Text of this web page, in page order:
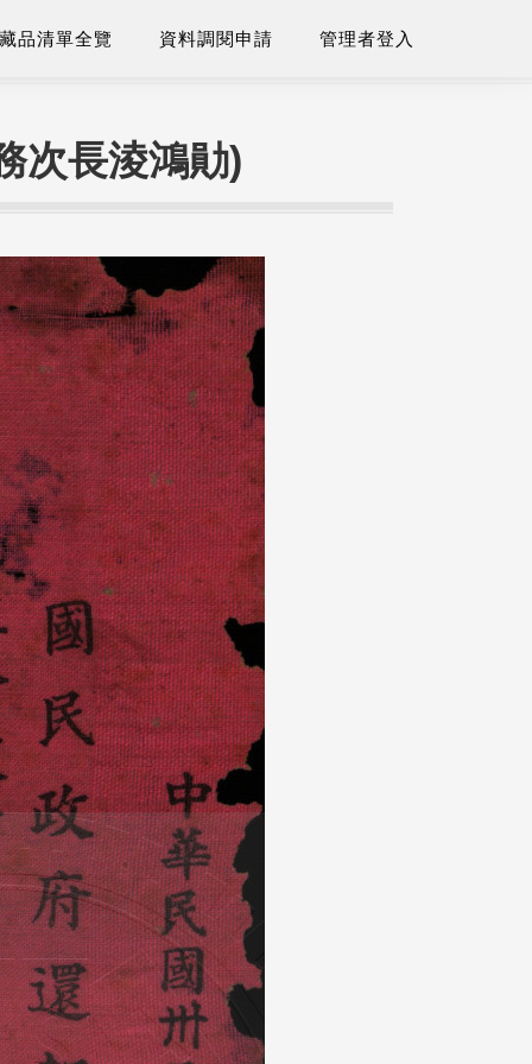
品清單全覽 資料調閱申請 管理者登入
次長淩鴻勛)